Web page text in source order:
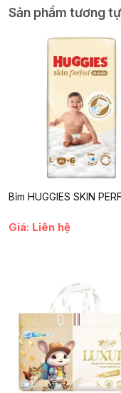
Không chứa cồn –
Công dụng
Làm sạch khoang
Ngăn ngừa sớm
Làm sạch mảng
Phòng ngừa viêm
Tạo thói quen vệ
Hướng dẫn sử
Bước 2: Mở gói, lấy
Bước 3:Nhẹ nhàng lau
Dùng
trước khi ngủ.
Đối tượng sử
Trẻ từ1 tháng tuổi trở
Trẻ bú mẹ hoặc bú
Trẻ có dấu hiệu lưỡi
Sản phẩm tương tự
Bỉm HUGGIES SKIN
Giá: Liên hệ